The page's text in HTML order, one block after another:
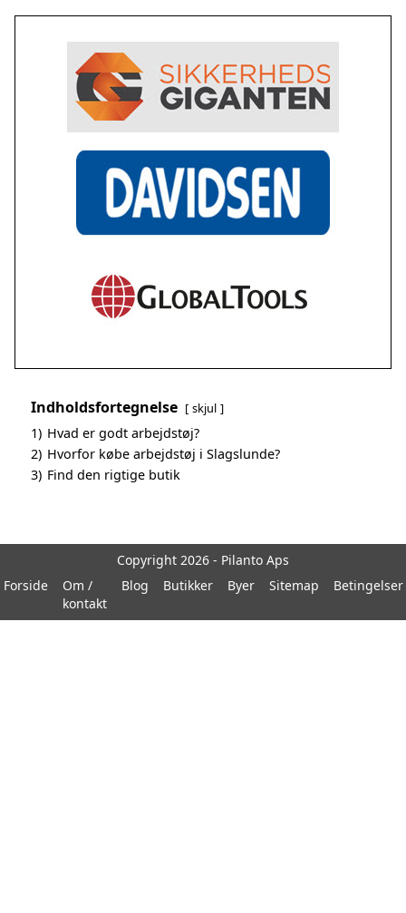
Indholdsfortegnelse skjul
1) Hvad er godt arbejdstøj?
2) Hvorfor købe arbejdstøj i Slagslunde?
3) Find den rigtige butik
Copyright 2026 - Pilanto Aps
Forside
Om /
kontakt
Blog Butikker Byer Sitemap Betingelser